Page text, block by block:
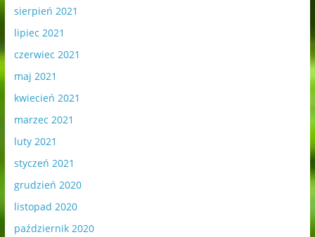
sierpień 2021
lipiec 2021
czerwiec 2021
maj 2021
kwiecień 2021
marzec 2021
luty 2021
styczeń 2021
grudzień 2020
listopad 2020
październik 2020